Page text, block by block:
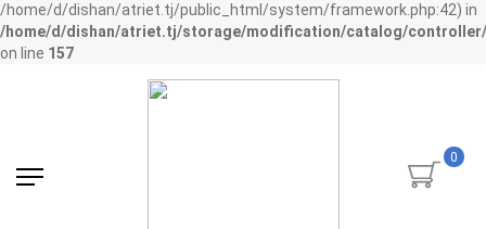
/home/d/dishan/atriet.tj/public_html/system/framework.php:42) in
/home/d/dishan/atriet.tj/storage/modification/catalog/
on line 157
0